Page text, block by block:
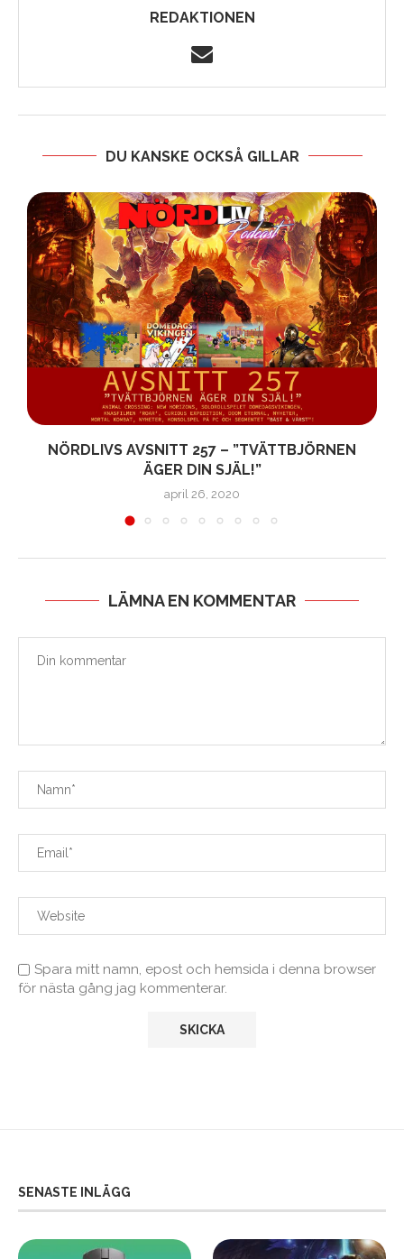
REDAKTIONEN
DU KANSKE OCKSÅ GILLAR
NÖRDLIVS AVSNITT 257 – ”TVÄTTBJÖRNEN
ÄGER DIN SJÄL!”
april 26, 2020
LÄMNA EN KOMMENTAR
Spara mitt namn, epost och hemsida i denna browser
för nästa gång jag kommenterar.
SENASTE INLÄGG